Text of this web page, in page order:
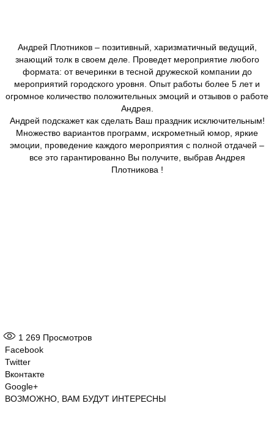
Андрей Плотников – позитивный, харизматичный ведущий,
знающий толк в своем деле. Проведет мероприятие любого
формата: от вечеринки в тесной дружеской компании до
мероприятий городского уровня. Опыт работы более 5 лет и
огромное количество положительных эмоций и отзывов о работе
Андрея.
Андрей подскажет как сделать Ваш праздник исключительным!
Множество вариантов программ, искрометный юмор, яркие
эмоции, проведение каждого мероприятия с полной отдачей –
все это гарантированно Вы получите, выбрав Андрея
Плотникова !
1 269 Просмотров
Facebook
Twitter
Вконтакте
Google+
ВОЗМОЖНО, ВАМ БУДУТ ИНТЕРЕСНЫ